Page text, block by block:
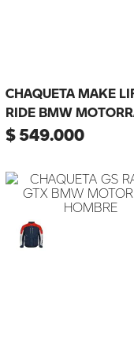
CHAQUETA MAKE
RIDE BMW
MUJER
$549.000